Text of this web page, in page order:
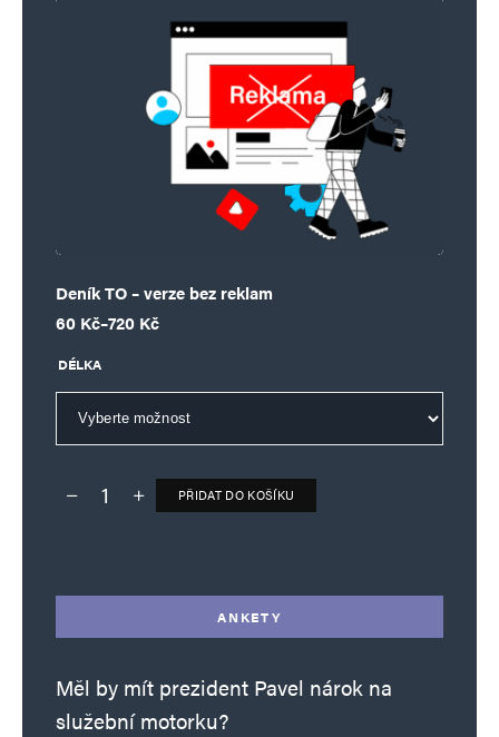
Deník TO – verze bez reklam
60 Kč–720 Kč
Rozpětí cen: 60 Kč až 720 Kč
DÉLKA
Deník TO – verze bez reklam množství
PŘIDAT DO KOŠÍKU
ANKETY
Měl by mít prezident Pavel nárok na
služební motorku?